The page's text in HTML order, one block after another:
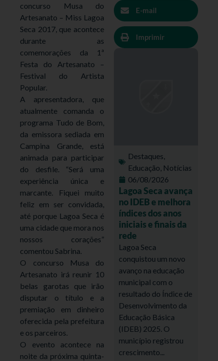
concurso Musa do
Artesanato – Miss Lagoa
Seca 2017, que acontece
durante as
comemorações da 1ª
Festa do Artesanato –
Festival do Artista
Popular.
A apresentadora, que
atualmente comanda o
programa Tudo de Bom,
da emissora sediada em
Campina Grande, está
animada para participar
do desfile. “Será uma
experiência única e
marcante. Fiquei muito
feliz em ser convidada,
até porque Lagoa Seca é
uma cidade que mora nos
nossos corações”
comentou Sabrina.
O concurso Musa do
Artesanato irá reunir 10
belas garotas que irão
disputar o título e a
premiação em dinheiro
oferecida pela prefeitura
e os parceiros.
O evento acontece na
noite da próxima quinta-
E-mail
Imprimir
Destaques,
Educação, Notícias
06/08/2026
Lagoa Seca avança
no IDEB e melhora
índices dos anos
iniciais e finais da
rede
Lagoa Seca
conquistou um novo
avanço na educação
municipal com o
resultado do Índice de
Desenvolvimento da
Educação Básica
(IDEB) 2025. O
município registrou
crescimento...